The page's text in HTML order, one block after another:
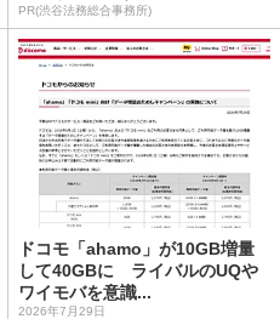
PR(渋谷法務総合事務所)
ドコモ「ahamo」が10GB増量
して40GBに ライバルのUQや
ワイモバを意識...
2026年7月29日